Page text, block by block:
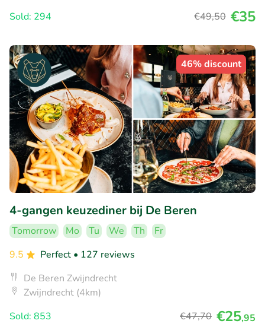
Sold: 294
€49,50 €35
46% discount
4-gangen keuzediner bij De Beren
Tomorrow Mo Tu We Th
Fr
9.5
Perfect • 127 reviews
De Beren Zwijndrecht
Zwijndrecht (4km)
Sold: 853
€47,70 €25,95